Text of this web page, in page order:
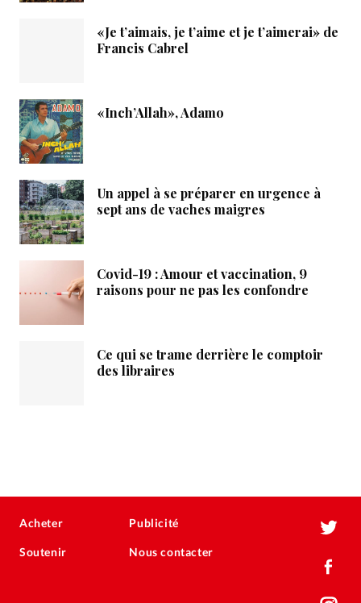
«Je t’aimais, je t’aime et je t’aimerai» de
Francis Cabrel
«Inch’Allah», Adamo
Un appel à se préparer en urgence à
sept ans de vaches maigres
Covid-19 : Amour et vaccination, 9
raisons pour ne pas les confondre
Ce qui se trame derrière le comptoir
des libraires
Acheter
Soutenir
Publicité
Nous contacter